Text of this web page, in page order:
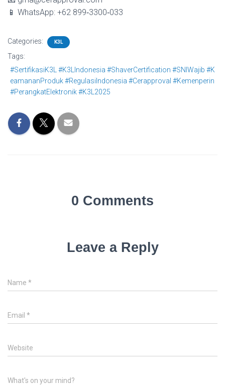
📱 WhatsApp: +62 899‑3300‑033
Categories: K3L
Tags:
#SertifikasiK3L #K3LIndonesia #ShaverCertification #SNIWajib #K
eamananProduk #RegulasiIndonesia #Cerapproval #Kemenperin
#PerangkatElektronik #K3L2025
0 Comments
Leave a Reply
Name *
Email *
Website
What's on your mind?